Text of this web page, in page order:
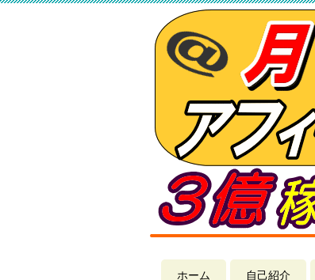
ホーム 自己紹介